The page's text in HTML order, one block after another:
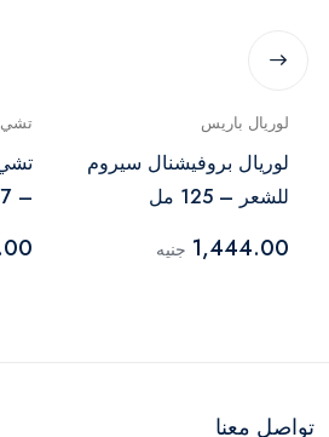
لوريال باريس
لوريال بروفيشنال سيروم
للشعر – 125 مل
1,444.00 جنيه
تشي
– 177 مل
تواصل معنا